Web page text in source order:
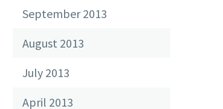
September 2013
August 2013
July 2013
April 2013